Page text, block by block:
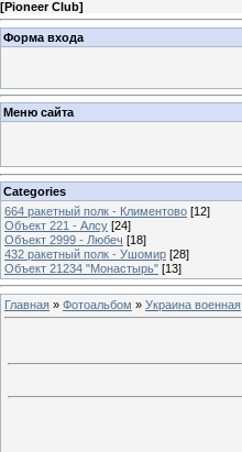
[Pioneer Club]
Форма входа
Меню сайта
Categories
664 ракетный полк - Климентово [12]
Объект 221 - Алсу [24]
Объект 2999 - Любеч [18]
432 ракетный полк - Ушомир [28]
Объект 21234 "Монастырь" [13]
Главная » Фотоальбом » Украина военная